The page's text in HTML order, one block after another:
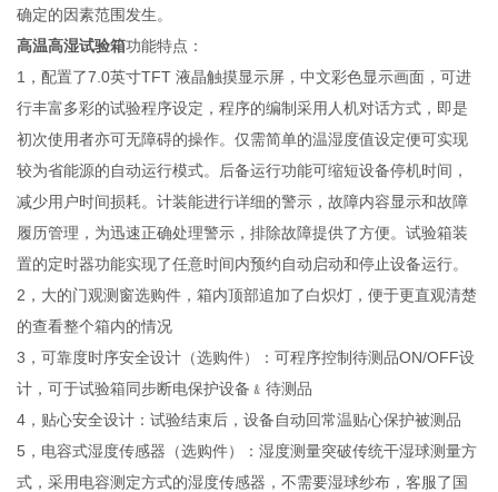
确定的因素范围发生。
高温高湿试验箱功能特点：
1，配置了7.0英寸TFT 液晶触摸显示屏，中文彩色显示画面，可进
行丰富多彩的试验程序设定，程序的编制采用人机对话方式，即是
初次使用者亦可无障碍的操作。仅需简单的温湿度值设定便可实现
较为省能源的自动运行模式。后备运行功能可缩短设备停机时间，
减少用户时间损耗。计装能进行详细的警示，故障内容显示和故障
履历管理，为迅速正确处理警示，排除故障提供了方便。试验箱装
置的定时器功能实现了任意时间内预约自动启动和停止设备运行。
2，大的门观测窗选购件，箱内顶部追加了白炽灯，便于更直观清楚
的查看整个箱内的情况
3，可靠度时序安全设计（选购件）：可程序控制待测品ON/OFF设
计，可于试验箱同步断电保护设备﹠待测品
4，贴心安全设计：试验结束后，设备自动回常温贴心保护被测品
5，电容式湿度传感器（选购件）：湿度测量突破传统干湿球测量方
式，采用电容测定方式的湿度传感器，不需要湿球纱布，客服了国